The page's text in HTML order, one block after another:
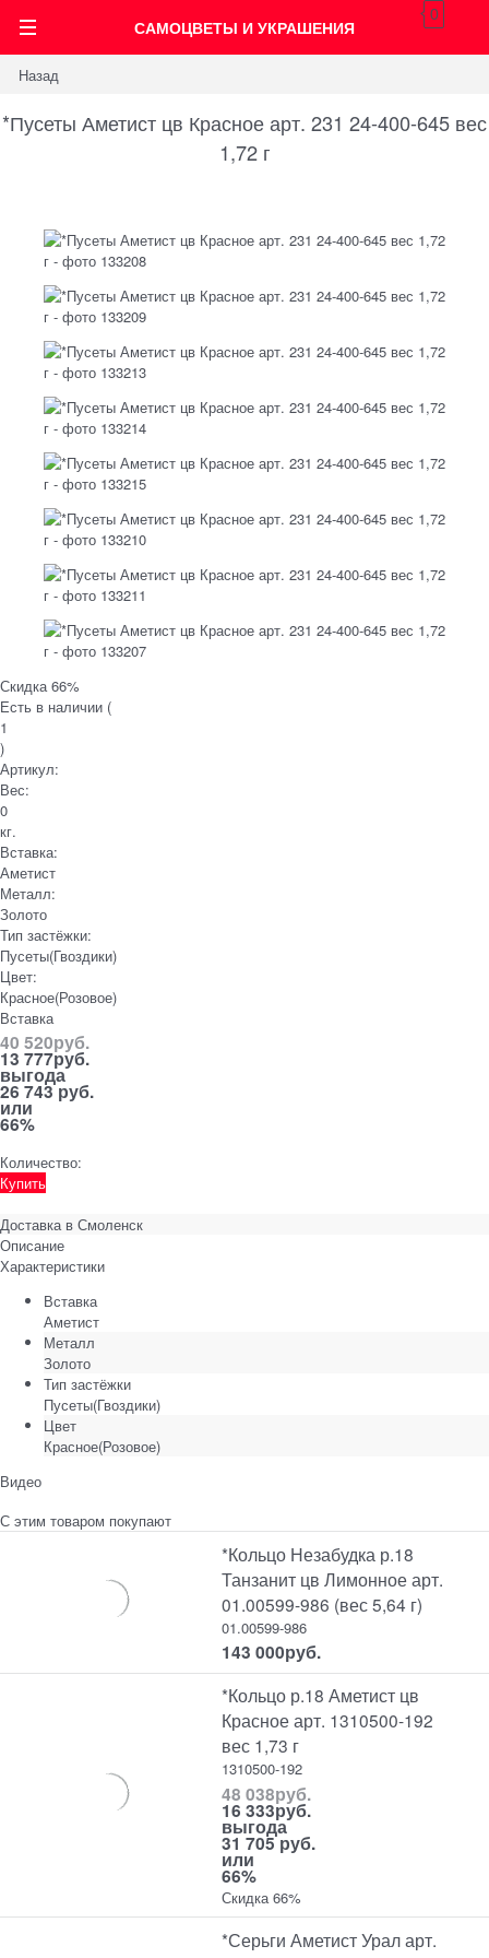
САМОЦВЕТЫ И УКРАШЕНИЯ
0
Назад
*Пусеты Аметист цв Красное арт. 231 24-400-645 вес
1,72 г
Скидка 66%
Есть в наличии (
1
)
Артикул:
Вес:
0
кг.
Вставка:
Аметист
Металл:
Золото
Тип застёжки:
Пусеты(Гвоздики)
Цвет:
Красное(Розовое)
Вставка
40 520руб.
13 777руб.
выгода
26 743 руб.
или
66%
Количество:
Купить
Доставка в Смоленск
Описание
Характеристики
Вставка
Аметист
Металл
Золото
Тип застёжки
Пусеты(Гвоздики)
Цвет
Красное(Розовое)
Видео
С этим товаром покупают
*Кольцо Незабудка р.18
Танзанит цв Лимонное арт.
01.00599-986 (вес 5,64 г)
01.00599-986
143 000руб.
*Кольцо р.18 Аметист цв
Красное арт. 1310500-192
вес 1,73 г
1310500-192
48 038руб.
16 333руб.
выгода
31 705 руб.
или
66%
Скидка 66%
*Серьги Аметист Урал арт.